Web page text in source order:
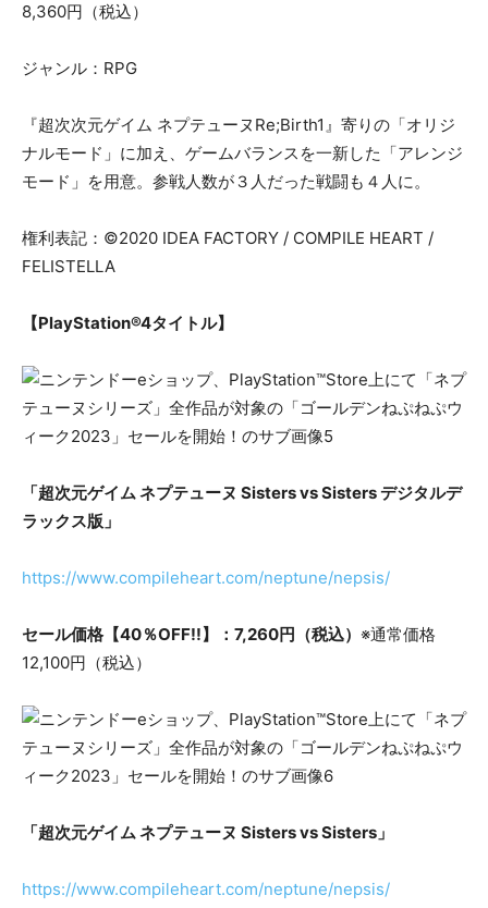
8,360円（税込）
ジャンル：RPG
『超次次元ゲイム ネプテューヌRe;Birth1』寄りの「オリジ
ナルモード」に加え、ゲームバランスを一新した「アレンジ
モード」を用意。参戦人数が３人だった戦闘も４人に。
権利表記：©2020 IDEA FACTORY / COMPILE HEART /
FELISTELLA
【PlayStation®4タイトル】
「超次元ゲイム ネプテューヌ Sisters vs Sisters デジタルデ
ラックス版」
https://www.compileheart.com/neptune/nepsis/
セール価格【40％OFF!!】：7,260円（税込） ※通常価格
12,100円（税込）
「超次元ゲイム ネプテューヌ Sisters vs Sisters」
https://www.compileheart.com/neptune/nepsis/